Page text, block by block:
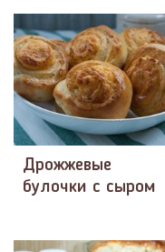
Дрожжевые
булочки с сыром